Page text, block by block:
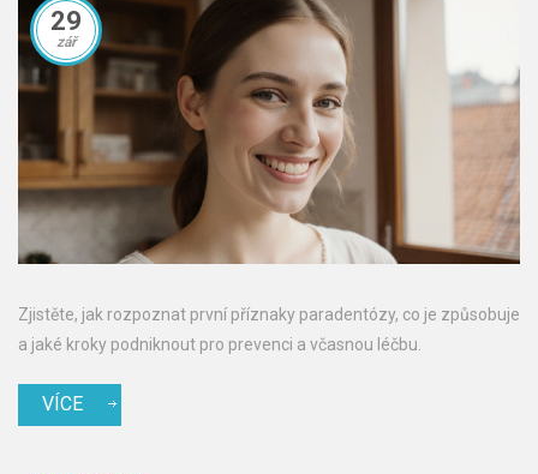
29
zář
Zjistěte, jak rozpoznat první příznaky paradentózy, co je způsobuje
a jaké kroky podniknout pro prevenci a včasnou léčbu.
VÍCE